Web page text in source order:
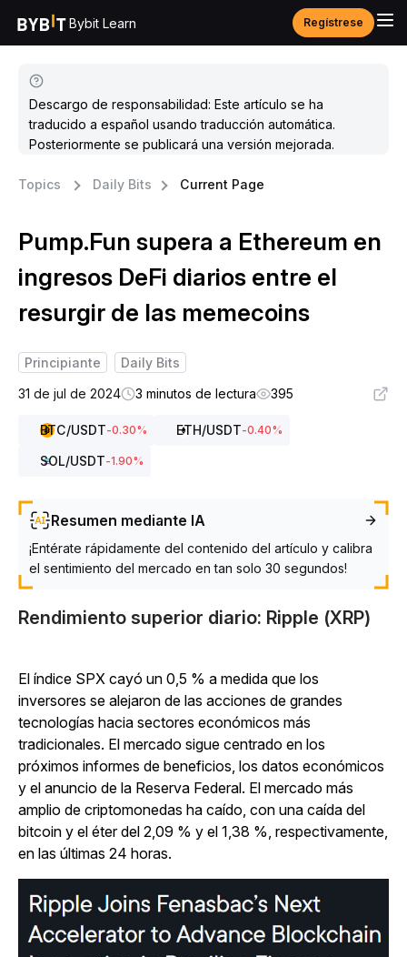
Bybit Learn Regístrese
Descargo de responsabilidad: Este artículo se ha
traducido a español usando traducción automática.
Posteriormente se publicará una versión mejorada.
Topics Daily Bits Current Page
Pump.Fun supera a Ethereum en
ingresos DeFi diarios entre el
resurgir de las memecoins
Principiante
Daily Bits
31 de jul de 2024
3 minutos de lectura 395
BTC/USDT-0.30% ETH/USDT-0.40%
SOL/USDT-1.90%
Resumen mediante IA
¡Entérate rápidamente del contenido del artículo y calibra
el sentimiento del mercado en tan solo 30 segundos!
Rendimiento superior diario: Ripple (XRP)
El índice SPX cayó un 0,5 % a medida que los
inversores se alejaron de las acciones de grandes
tecnologías hacia sectores económicos más
tradicionales. El mercado sigue centrado en los
próximos informes de beneficios, los datos económicos
y el anuncio de la Reserva Federal. El mercado más
amplio de criptomonedas ha caído, con una caída del
bitcoin y el éter del 2,09 % y el 1,38 %, respectivamente,
en las últimas 24 horas.